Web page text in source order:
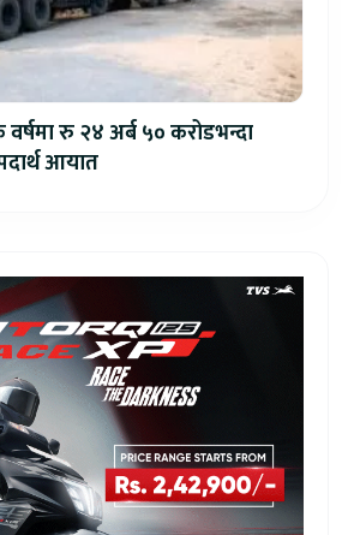
वर्षमा रु २४ अर्ब ५० करोडभन्दा
आयात